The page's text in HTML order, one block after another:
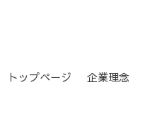
トップページ 企業理念